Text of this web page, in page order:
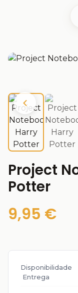
Project
Potter
9,95 €
Disponibilidade
Entrega